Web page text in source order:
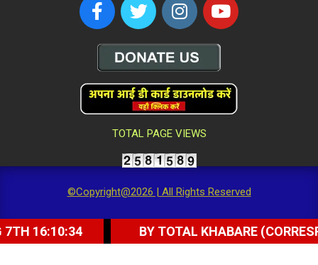
TOTAL PAGE VIEWS
©Copyright@2026 | All Rights Reserved
BY TOTAL KHABARE